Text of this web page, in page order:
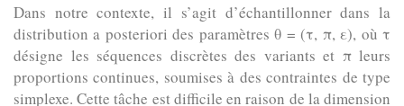
Dans notre contexte, il s’agit d’échantillonner dans la
distribution a posteriori des paramètres θ = (τ, π, ε), où τ
désigne les séquences discrètes des variants et π leurs
proportions continues, soumises à des contraintes de type
simplexe. Cette tâche est difficile en raison de la dimension